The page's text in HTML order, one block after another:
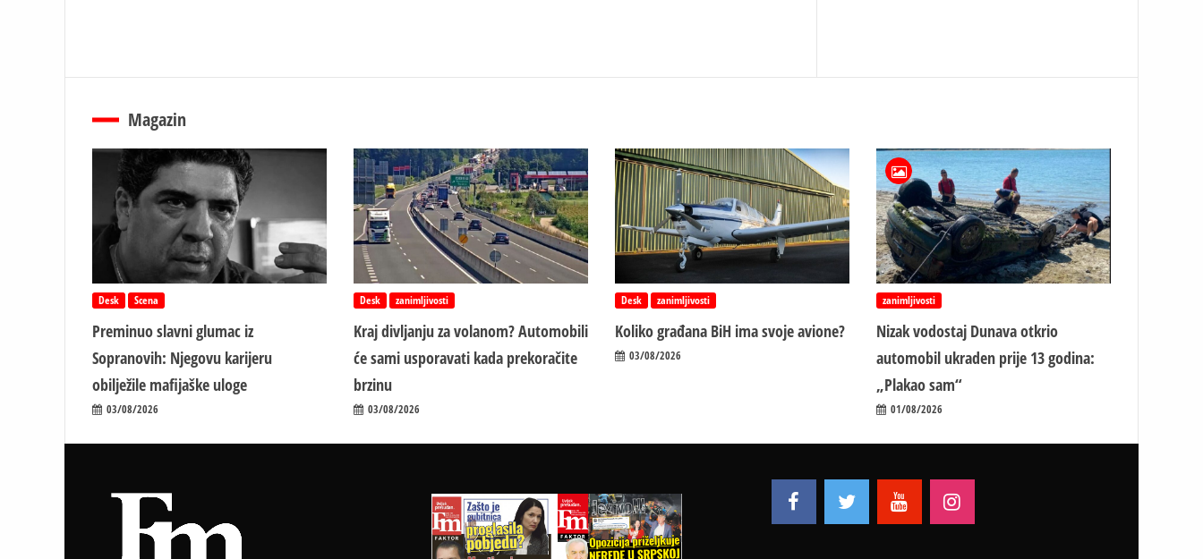
Magazin
Desk Scena
Preminuo slavni glumac iz
Sopranovih: Njegovu karijeru
obilježile mafijaške uloge
03/08/2026
Desk zanimljivosti
Kraj divljanju za volanom? Automobili
će sami usporavati kada prekoračite
brzinu
03/08/2026
Desk zanimljivosti
Koliko građana BiH ima svoje avione?
03/08/2026
zanimljivosti
Nizak vodostaj Dunava otkrio
automobil ukraden prije 13 godina:
„Plakao sam“
01/08/2026